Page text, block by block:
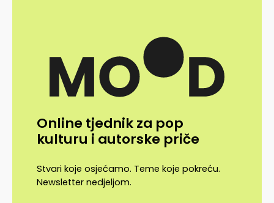
Online tjednik za pop
kulturu i autorske priče
Stvari koje osjećamo. Teme koje pokreću.
Newsletter nedjeljom.